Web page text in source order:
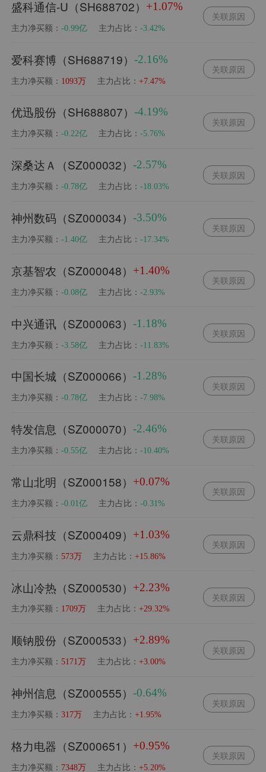
盛科通信-U（SH688702） +1.07%
主力净买额：-0.99亿 主力占比：-3.42%
关联原因
爱科赛博（SH688719）-2.16%
主力净买额： 1093万 主力占比：+7.47%
关联原因
优迅股份（SH688807）-4.19%
主力净买额：-0.22亿 主力占比：-5.76%
关联原因
深桑达Ａ（SZ000032）-2.57%
主力净买额：-0.78亿 主力占比：-18.03%
关联原因
神州数码（SZ000034）-3.50%
主力净买额：-1.40亿 主力占比：-17.34%
关联原因
京基智农（SZ000048） +1.40%
主力净买额：-0.08亿 主力占比：-2.93%
关联原因
中兴通讯（SZ000063）-1.18%
主力净买额：-3.58亿 主力占比：-11.83%
关联原因
中国长城（SZ000066）-1.28%
主力净买额：-0.78亿 主力占比：-7.98%
关联原因
特发信息（SZ000070）-2.46%
主力净买额：-0.55亿 主力占比：-10.40%
关联原因
常山北明（SZ000158） +0.07%
主力净买额：-0.01亿 主力占比：-0.31%
关联原因
云鼎科技（SZ000409） +1.03%
主力净买额： 573万 主力占比：+15.86%
关联原因
冰山冷热（SZ000530） +2.23%
主力净买额： 1709万 主力占比：+29.32%
关联原因
顺钠股份（SZ000533） +2.89%
主力净买额： 5171万 主力占比：+3.00%
关联原因
神州信息（SZ000555）-0.64%
主力净买额：317万 主力占比：+1.95%
关联原因
格力电器（SZ000651） +0.95%
主力净买额： 7348万 主力占比：+5.20%
关联原因